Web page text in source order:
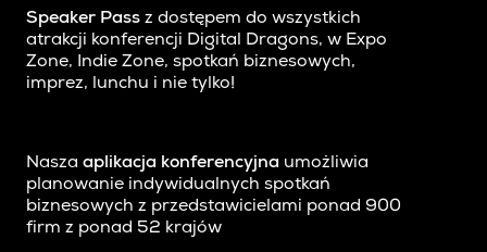
Speaker Pass z dostępem do wszystkich
atrakcji konferencji Digital Dragons, w Expo
Zone, Indie Zone, spotkań biznesowych,
imprez, lunchu i nie tylko!
Nasza aplikacja konferencyjna umożliwia
planowanie indywidualnych spotkań
biznesowych z przedstawicielami ponad 900
firm z ponad 52 krajów